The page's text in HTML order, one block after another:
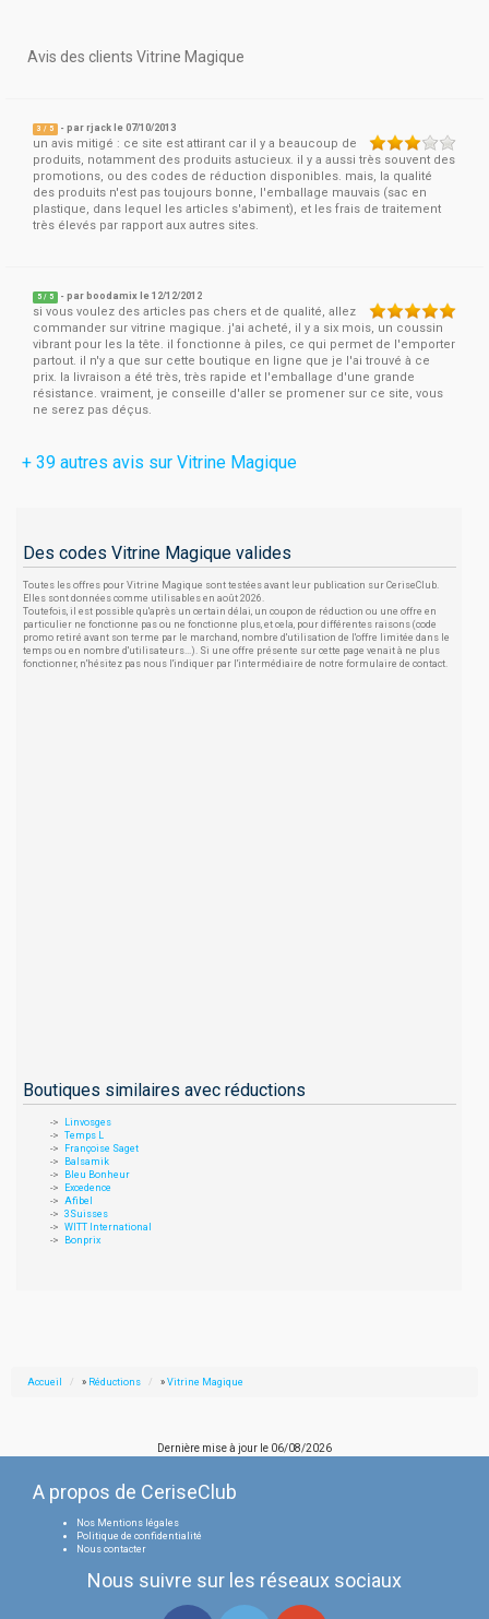
Avis des clients Vitrine Magique
3 / 5 - parrjack le 07/10/2013
un avis mitigé : ce site est attirant car il y a beaucoup de
produits, notamment des produits astucieux. il y a aussi très souvent des
promotions, ou des codes de réduction disponibles. mais, la qualité
des produits n'est pas toujours bonne, l'emballage mauvais (sac en
plastique, dans lequel les articles s'abiment), et les frais de traitement
très élevés par rapport aux autres sites.
5 / 5 - par boodamix le 12/12/2012
si vous voulez des articles pas chers et de qualité, allez
commander sur vitrine magique. j'ai acheté, il y a six mois, un coussin
vibrant pour les la tête. il fonctionne à piles, ce qui permet de l'emporter
partout. il n'y a que sur cette boutique en ligne que je l'ai trouvé à ce
prix. la livraison a été très, très rapide et l'emballage d'une grande
résistance. vraiment, je conseille d'aller se promener sur ce site, vous
ne serez pas déçus.
+ 39 autres avis sur Vitrine Magique
Des codes Vitrine Magique valides
Toutes les offres pour Vitrine Magique sont testées avant leur publication sur CeriseClub.
Elles sont données comme utilisables en août 2026.
Toutefois, il est possible qu'après un certain délai, un coupon de réduction ou une offre en
particulier ne fonctionne pas ou ne fonctionne plus, et cela, pour différentes raisons (code
promo retiré avant son terme par le marchand, nombre d'utilisation de l'offre limitée dans le
temps ou en nombre d'utilisateurs...). Si une offre présente sur cette page venait à ne plus
fonctionner, n'hésitez pas nous l'indiquer par l'intermédiaire de notre formulaire de contact.
Boutiques similaires avec réductions
Linvosges
Temps L
Françoise Saget
Balsamik
Bleu Bonheur
Excedence
Afibel
3Suisses
WITT International
Bonprix
Accueil » Réductions » Vitrine Magique
Dernière mise à jour le 06/08/2026
A propos de CeriseClub
Nos Mentions légales
Politique de confidentialité
Nous contacter
Nous suivre sur les réseaux sociaux